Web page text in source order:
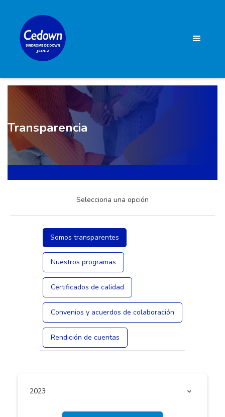
Transparencia
Selecciona una opción
Somos transparentes
Nuestros programas
Certificados de calidad
Convenios y acuerdos de colaboración
Rendición de cuentas
2023